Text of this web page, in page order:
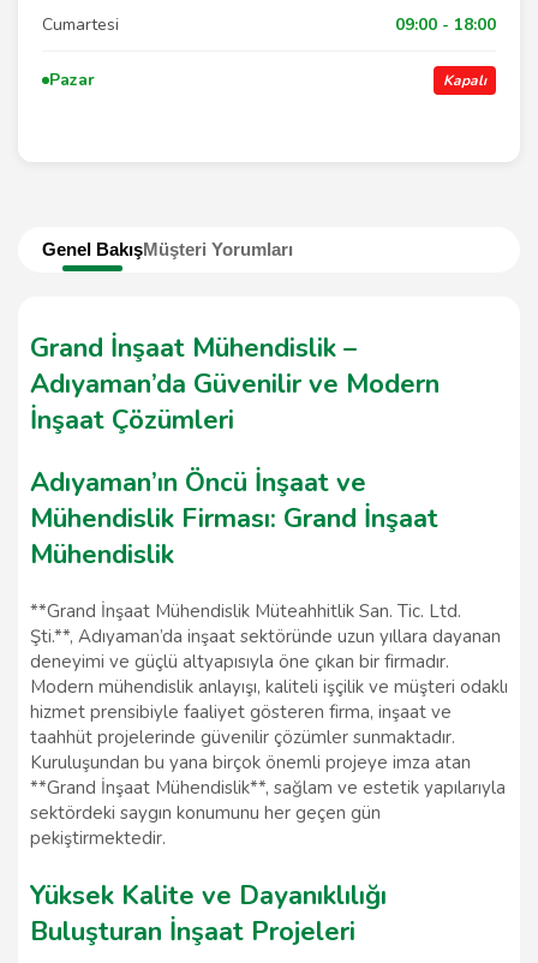
Genel BakışMüşteri Yorumları
Grand İnşaat Mühendislik –
Adıyaman’da Güvenilir ve Modern
İnşaat Çözümleri
Adıyaman’ın Öncü İnşaat ve
Mühendislik Firması: Grand İnşaat
Mühendislik
**Grand İnşaat Mühendislik Müteahhitlik San. Tic. Ltd.
Şti.**, Adıyaman’da inşaat sektöründe uzun yıllara dayanan
deneyimi ve güçlü altyapısıyla öne çıkan bir firmadır.
Modern mühendislik anlayışı, kaliteli işçilik ve müşteri odaklı
hizmet prensibiyle faaliyet gösteren firma, inşaat ve
taahhüt projelerinde güvenilir çözümler sunmaktadır.
Kuruluşundan bu yana birçok önemli projeye imza atan
**Grand İnşaat Mühendislik**, sağlam ve estetik yapılarıyla
sektördeki saygın konumunu her geçen gün
pekiştirmektedir.
Yüksek Kalite ve Dayanıklılığı
Buluşturan İnşaat Projeleri
Cumartesi 09:00 - 18:00
Pazar Kapalı